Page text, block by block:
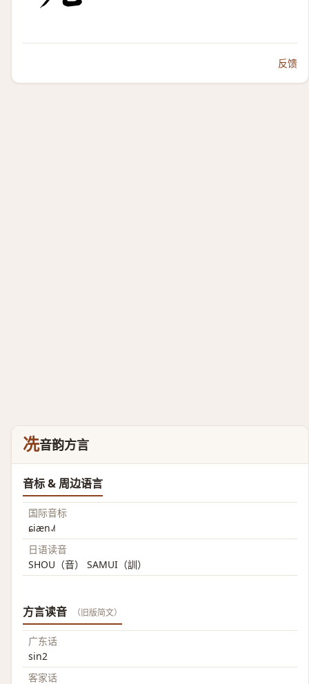
反馈
冼音韵方言
音标 & 周边语言
国际音标
ɕiæn˨˩˦
日语读音
SHOU（音） SAMUI（訓）
方言读音 （旧版简文）
广东话
sin2
客家话